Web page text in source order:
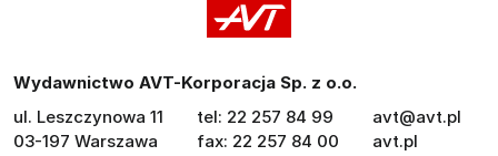
Wydawnictwo AVT-Korporacja Sp. z o.o.
ul. Leszczynowa 11
03-197 Warszawa
tel: 22 257 84 99
fax: 22 257 84 00
avt@avt.pl
avt.pl